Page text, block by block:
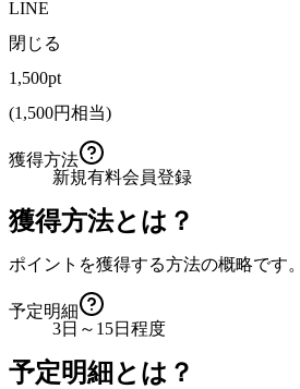
LINE
閉じる
1,500pt
(1,500円相当)
獲得方法
新規有料会員登録
獲得方法とは？
ポイントを獲得する方法の概略です。
予定明細
3日～15日程度
予定明細とは？